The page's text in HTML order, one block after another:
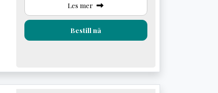
Les mer
Bestill nå